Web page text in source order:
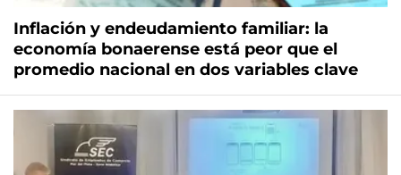
Inflación y endeudamiento familiar: la
economía bonaerense está peor que el
promedio nacional en dos variables clave